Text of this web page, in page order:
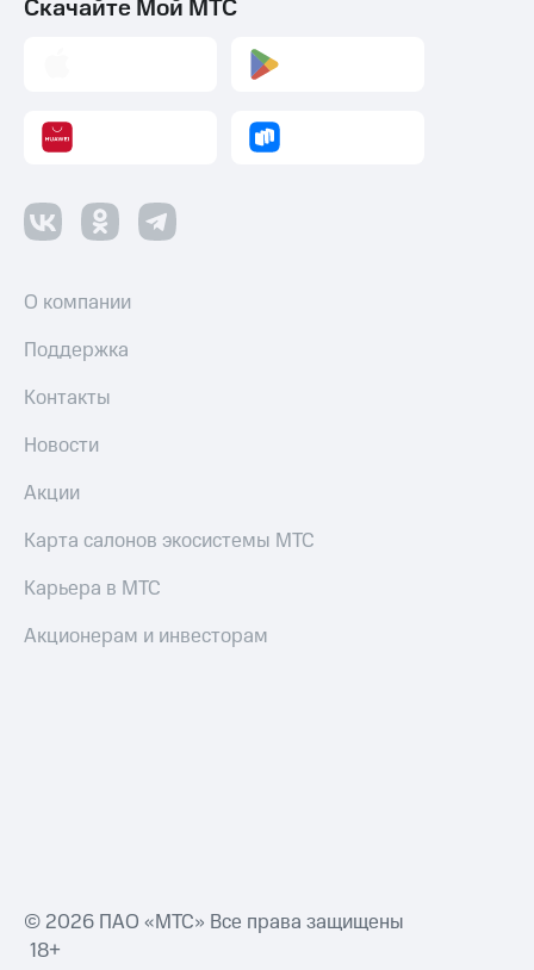
Скачайте Мой МТС
О компании
Поддержка
Контакты
Новости
Акции
Карта салонов экосистемы МТС
Карьера в МТС
Акционерам и инвесторам
© 2026 ПАО «МТС» Все права защищены
18+